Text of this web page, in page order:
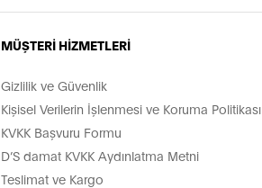
MÜŞTERİ HİZMETLERİ
Gizlilik ve Güvenlik
Kişisel Verilerin İşlenmesi ve Koruma Politikası
KVKK Başvuru Formu
D’S damat KVKK Aydınlatma Metni
Teslimat ve Kargo